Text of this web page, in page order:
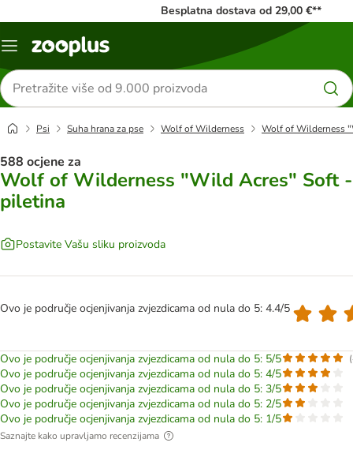
Besplatna dostava od 29,00 €**
Izbornik
Traži
proizvode
Psi Suha hrana za pse Wolf of Wilderness Wolf of Wilderness
588 ocjene za
Wolf of Wilderness "Wild Acres" Soft -
piletina
Postavite Vašu sliku proizvoda
Ovo je područje ocjenjivanja zvjezdicama od nula do 5: 4.4/5
Ovo je područje ocjenjivanja zvjezdicama od nula do 5: 5/5 (
Ovo je područje ocjenjivanja zvjezdicama od nula do 5: 4/5
Ovo je područje ocjenjivanja zvjezdicama od nula do 5: 3/5
Ovo je područje ocjenjivanja zvjezdicama od nula do 5: 2/5
Ovo je područje ocjenjivanja zvjezdicama od nula do 5: 1/5
Saznajte kako upravljamo recenzijama